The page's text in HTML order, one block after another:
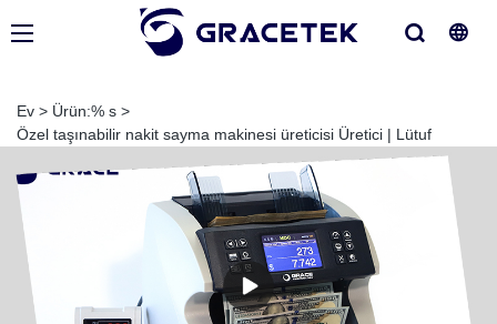
Ev > Ürün:% s >
Özel taşınabilir nakit sayma makinesi üreticisi Üretici | Lütuf